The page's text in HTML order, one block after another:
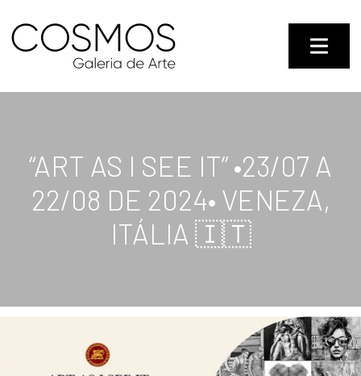
“ART AS I SEE IT” •23/07 A
22/08 DE 2024• VENEZA,
ITÁLIA 🇮🇹